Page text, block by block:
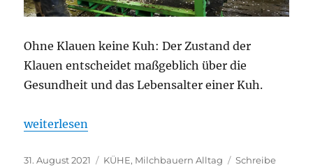
Ohne Klauen keine Kuh: Der Zustand der
Klauen entscheidet maßgeblich über die
Gesundheit und das Lebensalter einer Kuh.
„Zeigt her Eure Füße“
weiterlesen
Veröffentlicht
31. August 2021 Kategorien
KÜHE, Milchbauern Alltag
Schreibe